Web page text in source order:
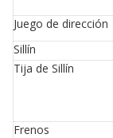
Juego de dirección
Sillín
Tija de Sillín
Frenos